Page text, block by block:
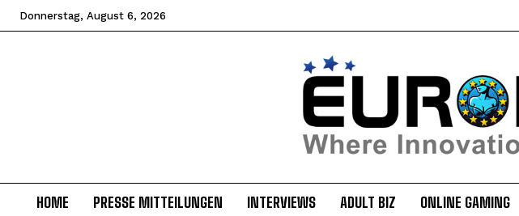
Donnerstag, August 6, 2026
HOME PRESSE MITTEILUNGEN INTERVIEWS ADULT BIZ ONLINE GAMING